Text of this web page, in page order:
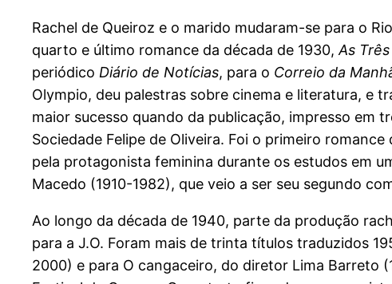
Rachel de Queiroz e o marido mudaram-se para o
quarto e último romance da década de 1930, As
periódico Diário de Notícias, para o Correio da
Olympio, deu palestras sobre cinema e literatura, e
maior sucesso quando da publicação, impresso em
Sociedade Felipe de Oliveira. Foi o primeiro
pela protagonista feminina durante os estudos em
Macedo (1910-1982), que veio a ser seu segundo
Ao longo da década de 1940, parte da produção
para a J.O. Foram mais de trinta títulos traduzidos
2000) e para O cangaceiro, do diretor Lima Barreto